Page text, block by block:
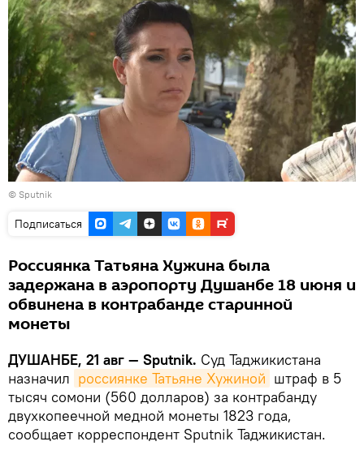
© Sputnik
Подписаться
Россиянка Татьяна Хужина была
задержана в аэропорту Душанбе 18 июня и
обвинена в контрабанде старинной
монеты
ДУШАНБЕ, 21 авг — Sputnik. Суд Таджикистана
назначил россиянке Татьяне Хужиной штраф в 5
тысяч сомони (560 долларов) за контрабанду
двухкопеечной медной монеты 1823 года,
сообщает корреспондент Sputnik Таджикистан.